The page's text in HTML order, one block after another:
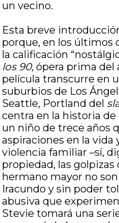
un vecino.
Esta breve
porque, en los últimos
la calificación
los 90,ópera prima del
película transcurre en
suburbios de Los
Seattle, Portland del
centra en la historia
un niño de trece años
aspiraciones en la vida
violencia familiar –sí,
propiedad, las
hermano mayor no
Iracundo y sin poder
abusiva que
Stevie tomará una